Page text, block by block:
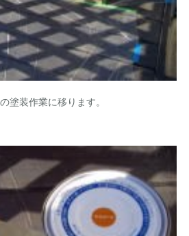
塗装作業に移ります。